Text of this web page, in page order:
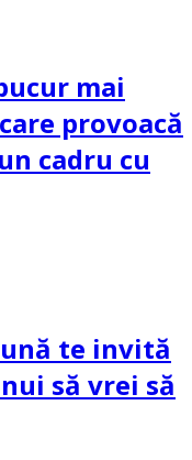
mai
provoacă
cadru cu
te invită
să vrei să